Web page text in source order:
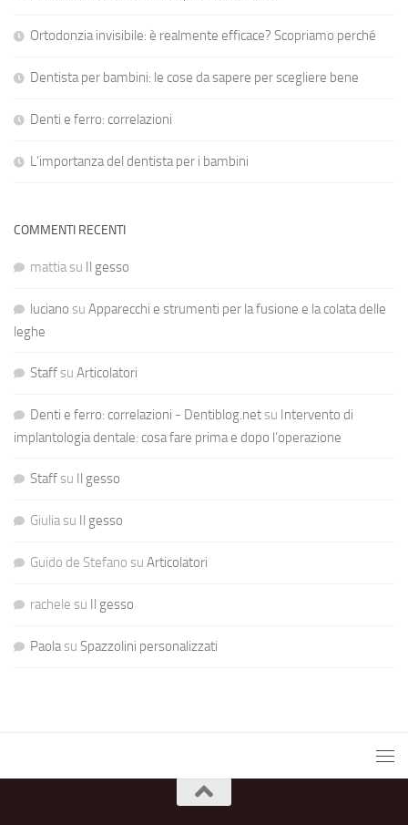
Ortodonzia invisibile: è realmente efficace? Scopriamo perché
Dentista per bambini: le cose da sapere per scegliere bene
Denti e ferro: correlazioni
L’importanza del dentista per i bambini
COMMENTI RECENTI
mattiasu Il gesso
luciano su Apparecchi e strumenti per la fusione e la colata delle
leghe
Staffsu Articolatori
Denti e ferro: correlazioni - Dentiblog.netsu Intervento di
implantologia dentale: cosa fare prima e dopo l’operazione
Staffsu Il gesso
Giuliasu Il gesso
Guido de Stefano su Articolatori
rachele su Il gesso
Paolasu Spazzolini personalizzati